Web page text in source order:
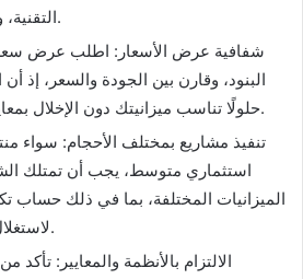
التقنية، والتجهيزات الفندقية.
شفافية عرض الأسعار: اطلب عرض
البنود، وقارن بين الجودة والسعر، إذ
حلولًا تناسب ميزانيتك دون الإخلال بمعايير الجودة والسلامة.
تنفيذ مشاريع بمختلف الأحجام: سواء
استثماري متوسط، يجب أن تمتلك
الميزانيات المختلفة، بما في ذلك حساب
لاستغلال المساحة والموارد.
الالتزام بالأنظمة والمعايير: تأكد